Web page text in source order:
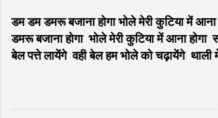
बिगड़ी किस्मत को जगा दे ऐसा मेरा श्याम है
भगव...
डम डम डमरू बजाना होगा भोले मेरी कुटिया में आना
डमरू बजाना होगा भोले मेरी कुटिया में आना होगा
बेल पत्ते लायेंगे वही बेल हम भोले को चढ़ायेंगे
कुटिया में आना होगा सावन के महीने में हम गंगा
हम भोले को चढ़ायेंगे फिर तो भजन और किर्तन